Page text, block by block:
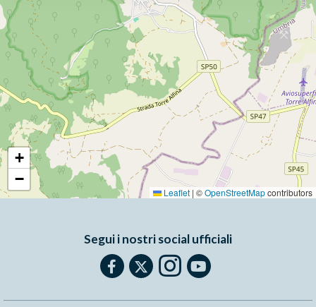
+
−
Leaflet | ©OpenStreetMapcontributors
Segui i nostri social ufficiali